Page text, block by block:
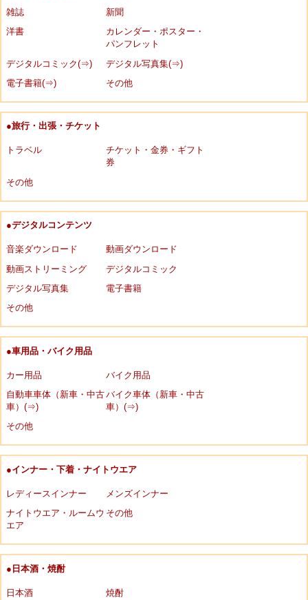
雑誌
新聞
洋書
カレンダー・ポスター・
パンフレット
デジタルコミック(⇒)
デジタル写真集(⇒)
電子書籍(⇒)
その他
●旅行・出張・チケット
トラベル
チケット・金券・ギフト
券
その他
●デジタルコンテンツ
音楽ダウンロード
動画ダウンロード
動画ストリーミング
デジタルコミック
デジタル写真集
電子書籍
その他
●車用品・バイク用品
カー用品
バイク用品
自動車車体（新車・中古
車）(⇒)
バイク車体（新車・中古
車）(⇒)
その他
●インナー・下着・ナイトウエア
レディースインナー
メンズインナー
ナイトウエア・ルームウ
エア
その他
●日本酒・焼酎
日本酒
焼酎